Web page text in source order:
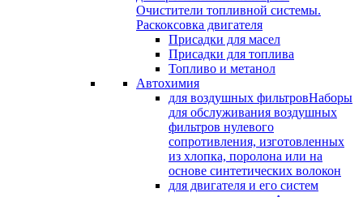
Очистители топливной системы.
Раскоксовка двигателя
Присадки для масел
Присадки для топлива
Топливо и метанол
Автохимия
для воздушных фильтровНаборы
для обслуживания воздушных
фильтров нулевого
сопротивления, изготовленных
из хлопка, поролона или на
основе синтетических волокон
для двигателя и его систем